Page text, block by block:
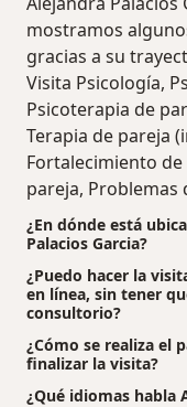
mostramos
gracias a su
Visita Psicología,
Psicoterapia de
Terapia de pareja
Fortalecimiento
pareja, Problemas
¿En dónde está
Palacios Garcia?
¿Puedo hacer la
en línea, sin tener
consultorio?
¿Cómo se realiza el
finalizar la visita?
¿Qué idiomas habla